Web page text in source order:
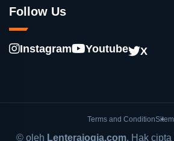
Follow Us
Instagram Youtube X
Terms and Condition
© oleh Lenterajogja.com. Hak